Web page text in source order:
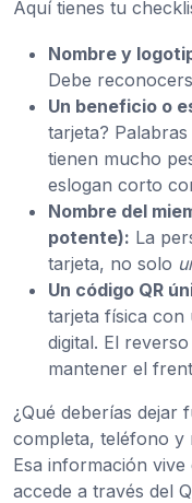
Aquí tienes tu
Nombre y
Debe
Un beneficio o
tarjeta?
tienen mucho
eslogan corto
Nombre del
potente): La
tarjeta, no solo
Un código QR
tarjeta física con
digital. El
mantener el
¿Qué deberías dejar
completa, teléfono y
Esa información
accede a través del